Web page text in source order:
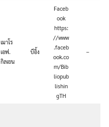
เมาโร
เอฟ.
กิลเยน
บีอิ้ง
Faceb
ook
https:
//www
.faceb
ook.co
m/Bib
liopub
lishin
gTH
–